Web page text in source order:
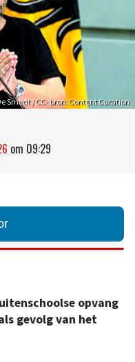
Smedt / CC- bron: Content Curation
om 09:29
opvang
gevolg van het